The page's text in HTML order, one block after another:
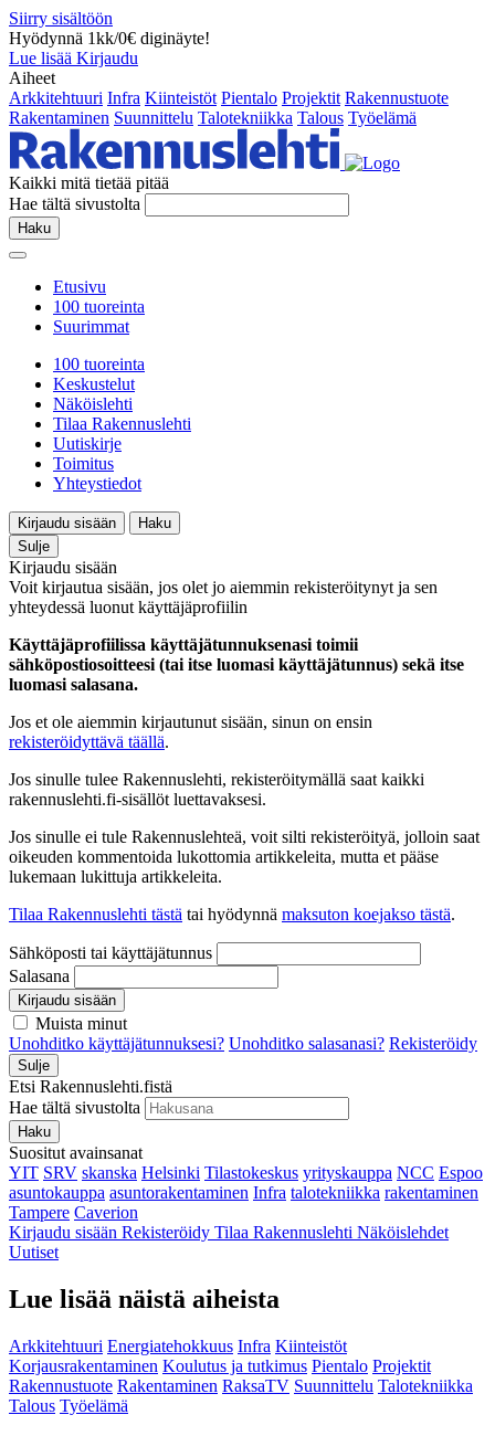
Siirry sisältöön
Hyödynnä 1kk/0€ diginäyte!
Lue lisää Kirjaudu
Aiheet
Arkkitehtuuri Infra Kiinteistöt Pientalo Projektit Rakennustuote
Rakentaminen Suunnittelu Talotekniikka Talous Työelämä
Kaikki mitä tietää pitää
Hae tältä sivustolta
Haku
Etusivu
100 tuoreinta
Suurimmat
100 tuoreinta
Keskustelut
Näköislehti
Tilaa Rakennuslehti
Uutiskirje
Toimitus
Yhteystiedot
Kirjaudu sisään
Haku
Sulje
Kirjaudu sisään
Voit kirjautua sisään, jos olet jo aiemmin rekisteröitynyt ja sen
yhteydessä luonut käyttäjäprofiilin
Käyttäjäprofiilissa käyttäjätunnuksenasi toimii
sähköpostiosoitteesi (tai itse luomasi käyttäjätunnus) sekä itse
luomasi salasana.
Jos et ole aiemmin kirjautunut sisään, sinun on ensin
rekisteröidyttävä täällä.
Jos sinulle tulee Rakennuslehti, rekisteröitymällä saat kaikki
rakennuslehti.fi-sisällöt luettavaksesi.
Jos sinulle ei tule Rakennuslehteä, voit silti rekisteröityä, jolloin saat
oikeuden kommentoida lukottomia artikkeleita, mutta et pääse
lukemaan lukittuja artikkeleita.
Tilaa Rakennuslehti tästä tai hyödynnä maksuton koejakso tästä.
Sähköposti tai käyttäjätunnus
Salasana
Kirjaudu sisään
Muista minut
Unohditko käyttäjätunnuksesi? Unohditko salasanasi? Rekisteröidy
Sulje
Etsi Rakennuslehti.fistä
Hae tältä sivustolta
Haku
Suositut avainsanat
YIT SRV skanska Helsinki Tilastokeskus yrityskauppa NCC Espoo
asuntokauppa asuntorakentaminen Infra talotekniikka rakentaminen
Tampere Caverion
Kirjaudu sisään Rekisteröidy Tilaa Rakennuslehti Näköislehdet
Uutiset
Lue lisää näistä aiheista
Arkkitehtuuri Energiatehokkuus Infra Kiinteistöt
Korjausrakentaminen Koulutus ja tutkimus Pientalo Projektit
Rakennustuote Rakentaminen RaksaTV Suunnittelu Talotekniikka
Talous Työelämä